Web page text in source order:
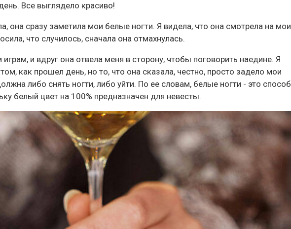
Все выглядело красиво!
она сразу заметила мои белые ногти. Я видела, что она смотрела на мои
что случилось, сначала она отмахнулась.
и вдруг она отвела меня в сторону, чтобы поговорить наедине. Я
как прошел день, но то, что она сказала, честно, просто задело мои
либо снять ногти, либо уйти. По ее словам, белые ногти - это способ
белый цвет на 100% предназначен для невесты.